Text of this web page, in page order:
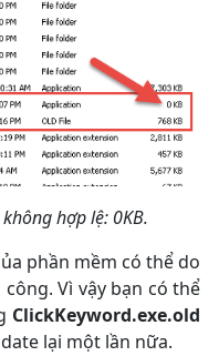
hợp lệ: 0KB.
phần mềm có thể do
Vì vậy bạn có thể
ClickKeyword.exe.old
lại một lần nữa.